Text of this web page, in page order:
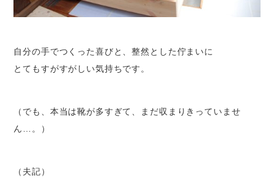
自分の手でつくった喜びと、整然とした佇まいに
とてもすがすがしい気持ちです。
（でも、本当は靴が多すぎて、まだ収まりきっていませ
ん…。）
（夫記）